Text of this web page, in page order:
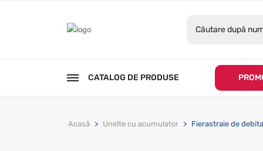
CATALOG DE PRODUSE
Acasă Unelte cu acumulator Fierastraie de